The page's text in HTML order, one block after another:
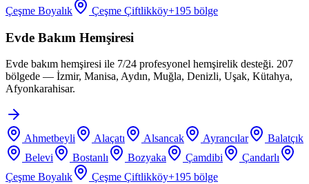
Çeşme Boyalık
Çeşme Çiftlikköy+195 bölge
Evde Bakım Hemşiresi
Evde bakım hemşiresi ile 7/24 profesyonel hemşirelik desteği. 207
bölgede — İzmir, Manisa, Aydın, Muğla, Denizli, Uşak, Kütahya,
Afyonkarahisar.
Ahmetbeyli Alaçatı Alsancak Ayrancılar
Balatçık
Belevi
Bostanlı Bozyaka Çamdibi
Çandarlı
Çeşme Boyalık
Çeşme Çiftlikköy+195 bölge